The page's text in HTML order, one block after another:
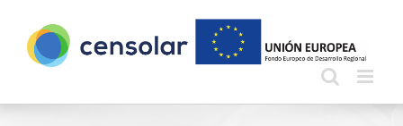
contenido